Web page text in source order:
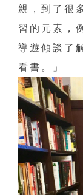
親，到了很
習的元素，
導遊傾談了
看書。」